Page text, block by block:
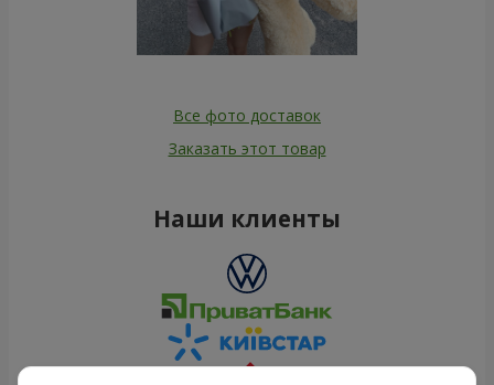
Все фото доставок
Заказать этот товар
Наши клиенты